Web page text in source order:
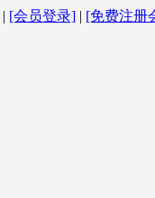
| [会员登录] | [免费注册